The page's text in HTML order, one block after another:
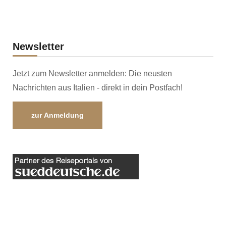
Newsletter
Jetzt zum Newsletter anmelden: Die neusten
Nachrichten aus Italien - direkt in dein Postfach!
zur Anmeldung